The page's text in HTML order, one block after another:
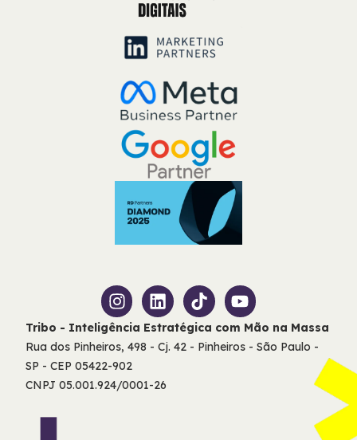
Tribo - Inteligência Estratégica com Mão na Massa
Rua dos Pinheiros, 498 - Cj. 42 - Pinheiros - São Paulo -
SP - CEP 05422-902
CNPJ 05.001.924/0001-26